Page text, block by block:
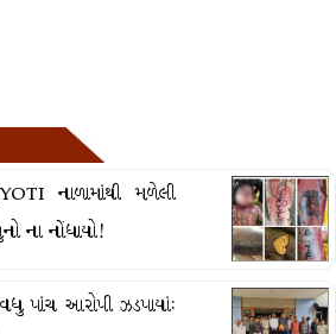
નાળામાંથી મળેલી
ના નોંધાયો!
પાંચ આરોપી ઝડપાયાં: